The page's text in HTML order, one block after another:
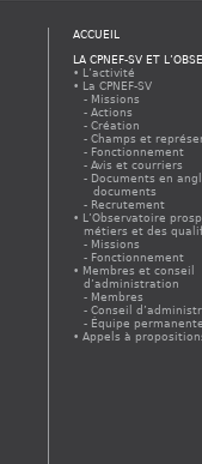
ACCUEIL
LA CPNEF-SV ET
L’activité
La CPNEF-SV
Missions
Actions
Création
Champs et
Fonctionnement
Avis et courriers
Documents en
documents
Recrutement
L’Observatoire
métiers et des
Missions
Fonctionnement
Membres et conseil
d’administration
Membres
Conseil
Équipe permanente
Appels à